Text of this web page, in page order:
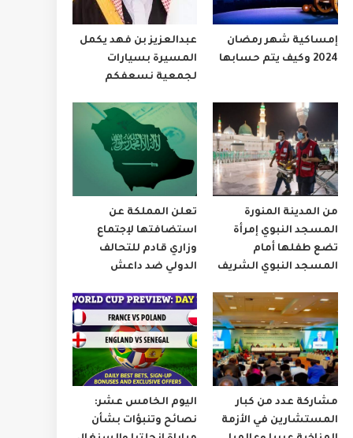
إمساكية شهر رمضان
2024 وكيف يتم حسابها
عبدالعزيز بن فهد يكمل
المسيرة بسيارات
لجمعية نسعفكم
من المدينة المنورة
المسجد النبوي إمرأة
تضع طفلها أمام
المسجد النبوي الشريف
تعلن المملكة عن
استضافتها لإجتماع
وزاري قادم للتحالف
الدولي ضد داعش
مشاركة عدد من كبار
المستشارين في الأزمة
اليوم الخامس عشر:
نصائح وتنبؤات بشأن